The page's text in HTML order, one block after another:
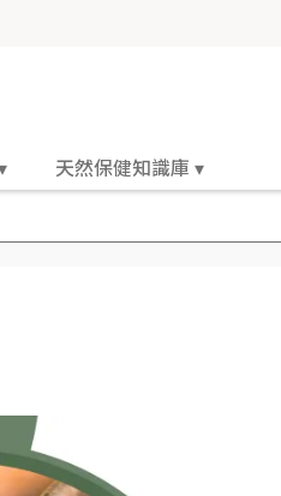
天然保健知識庫 ▾